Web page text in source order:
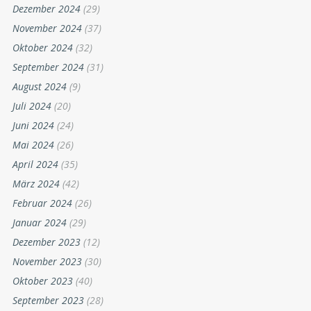
Dezember 2024 (29)
November 2024 (37)
Oktober 2024 (32)
September 2024 (31)
August 2024 (9)
Juli 2024 (20)
Juni 2024 (24)
Mai 2024 (26)
April 2024 (35)
März 2024 (42)
Februar 2024 (26)
Januar 2024 (29)
Dezember 2023 (12)
November 2023 (30)
Oktober 2023 (40)
September 2023 (28)